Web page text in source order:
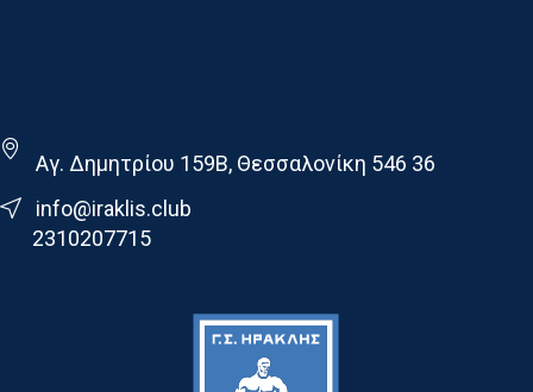
Αγ. Δημητρίου 159Β, Θεσσαλονίκη 546 36
info@iraklis.club
2310207715